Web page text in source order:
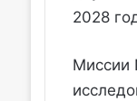
2028
Миссии